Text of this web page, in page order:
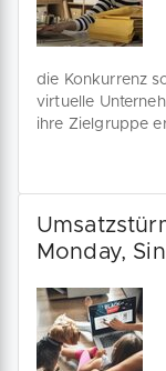
die Konkurrenz
virtuelle
ihre Zielgruppe
Monday,